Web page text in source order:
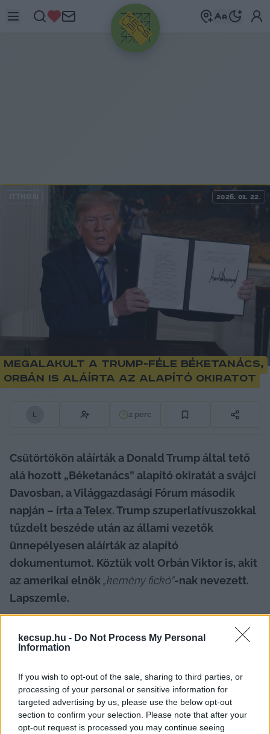
kecsup.hu - Do Not Process My Personal
Information
If you wish to opt-out of the sale, sharing to third parties, or
processing of your personal or sensitive information for
targeted advertising by us, please use the below opt-out
section to confirm your selection. Please note that after your
opt-out request is processed you may continue seeing
HIRDETÉS
ITTHON 2026. 01. 22.
Megalakult a Trump-féle Béketanács,
Orbán is aláírta az alapító okiratot
L 2 perc
Csütörtökön aláírták a Donald Trump által tető
alá hozott „Béketanács” alapító okiratát a svájci
Davosban, a Világgazdasági Fórum második
napján – írta a Telex. Trump szuperlatívuszokkal
tűzdelt beszéde után az állami vezetők
ünnepélyesen aláírták az alapító
dokumentumot. Köztük volt Orbán Viktor is, akit
az amerikai elnök „kemény fickó”-nak nevezett.
Lapszemle.
Az aláírási ceremóniát bevezető beszédében
Trump „a világ valaha volt egyik legfontosabb
ellenére, hogy a frissen alakult testület
működéséről szinte semmit nem tudni.